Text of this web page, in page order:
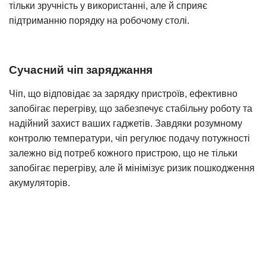
тільки зручність у використанні, але й сприяє
підтриманню порядку на робочому столі.
Сучасний чіп заряджання
Чіп, що відповідає за зарядку пристроїв, ефективно
запобігає перегріву, що забезпечує стабільну роботу та
надійний захист ваших гаджетів. Завдяки розумному
контролю температури, чіп регулює подачу потужності
залежно від потреб кожного пристрою, що не тільки
запобігає перегріву, але й мінімізує ризик пошкодження
акумуляторів.